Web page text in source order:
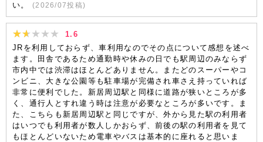
い。
(2026/07投稿)
1.6
JRを利用しておらず、車利用なのでその点について感想を述べ
ます。田舎であるため通勤時や休みの日でも駅周辺のみならず
市内中では渋滞はほとんどありません。またどのスーパーやコ
ンビニ、大きな公園等も駐車場が完備され車さえ持っていれば
非常に便利でした。新居周辺駅と同様に道路が狭いところが多
く、通行人とすれ違う時は注意が必要なところが多いです。ま
た、こちらも新居周辺駅と同じですが、外から見た駅の利用者
はいつでも利用者が数人しかおらず、前後の駅の利用者を見て
もほとんどいないため電車やバスは基本的に座れると思いま